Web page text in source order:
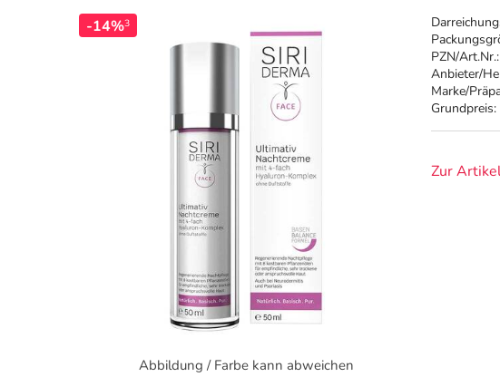
-14%3
Abbildung / Farbe kann abweichen
PZN/Art.Nr.:
Anbieter/
Marke/
Grundpreis:
Zur